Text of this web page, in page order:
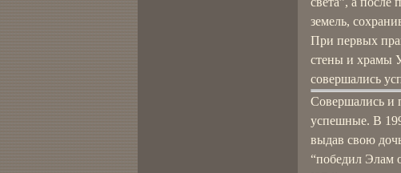
земель,
При первых
стены и храмы
совершались
Совершались и
успешные. В
выдав свою
“победил Элам